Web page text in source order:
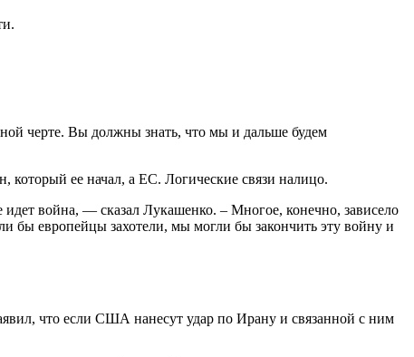
черте. Вы должны знать, что мы и дальше будем
ее начал, а ЕС. Логические связи налицо.
война, — сказал Лукашенко. – Многое, конечно, зависело
бы европейцы захотели, мы могли бы закончить эту войну и
что если США нанесут удар по Ирану и связанной с ним